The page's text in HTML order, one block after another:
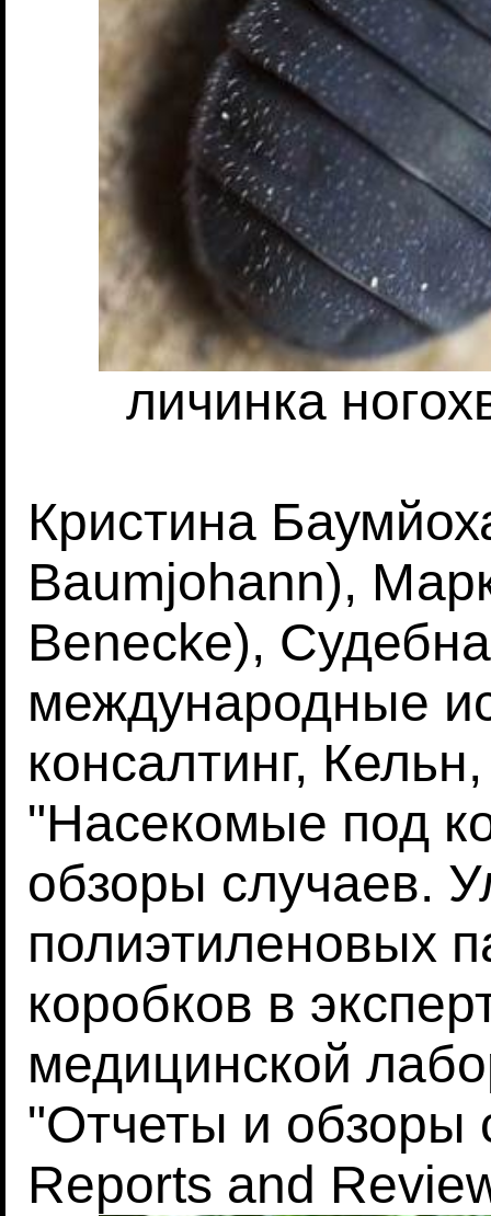
личинка
Кристина
Baumjohann),
Benecke),
международные
консалтинг,
"Насекомые под
обзоры случаев.
полиэтиленовых
коробков в
медицинской
"Отчеты и обзоры
Reports and